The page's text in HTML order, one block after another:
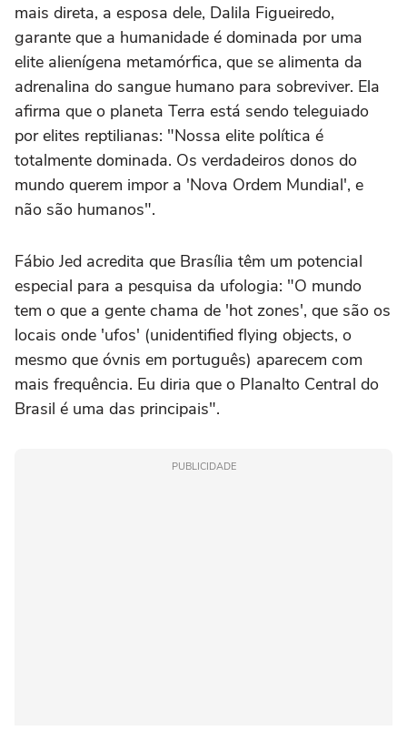
mais direta, a esposa dele, Dalila Figueiredo,
garante que a humanidade é dominada por uma
elite alienígena metamórfica, que se alimenta da
adrenalina do sangue humano para sobreviver. Ela
afirma que o planeta Terra está sendo teleguiado
por elites reptilianas: "Nossa elite política é
totalmente dominada. Os verdadeiros donos do
mundo querem impor a 'Nova Ordem Mundial', e
não são humanos".
Fábio Jed acredita que Brasília têm um potencial
especial para a pesquisa da ufologia: "O mundo
tem o que a gente chama de 'hot zones', que são os
locais onde 'ufos' (unidentified flying objects, o
mesmo que óvnis em português) aparecem com
mais frequência. Eu diria que o Planalto Central do
Brasil é uma das principais".
PUBLICIDADE